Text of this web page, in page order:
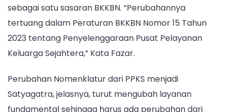
sebagai satu sasaran BKKBN. “Perubahannya
tertuang dalam Peraturan BKKBN Nomor 15 Tahun
2023 tentang Penyelenggaraan Pusat Pelayanan
Keluarga Sejahtera,” Kata Fazar.
Perubahan Nomenklatur dari PPKS menjadi
Satyagatra, jelasnya, turut mengubah layanan
fundamental sehingga harus ada perubahan dari